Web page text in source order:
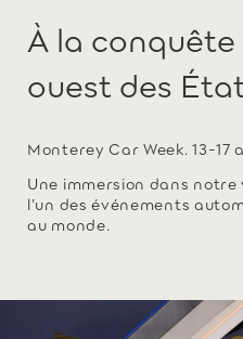
À la
ouest des
Monterey Car Week. 13-
Une immersion dans notre
l’un des événements
au monde.